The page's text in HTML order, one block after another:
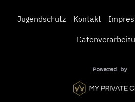
Jugendschutz Kontakt
Powered by